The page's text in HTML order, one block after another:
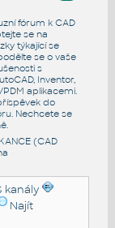
fórum k CAD
se na
týkající se
se o vaše
s
Inventor,
PDM aplikacemi.
do
. Nechcete se
.
(CAD
kanály
Najít